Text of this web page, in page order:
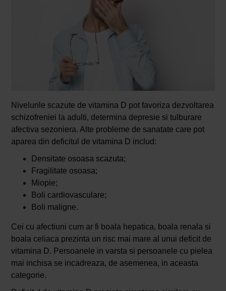
Nivelurile scazute de vitamina D pot favoriza dezvoltarea
schizofreniei la adulti, determina depresie si tulburare
afectiva sezoniera. Alte probleme de sanatate care pot
aparea din deficitul de vitamina D includ:
Densitate osoasa scazuta;
Fragilitate osoasa;
Miopie;
Boli cardiovasculare;
Boli maligne.
Cei cu afectiuni cum ar fi boala hepatica, boala renala si
boala celiaca prezinta un risc mai mare al unui deficit de
vitamina D. Persoanele in varsta si persoanele cu pielea
mai inchisa se incadreaza, de asemenea, in aceasta
categorie.